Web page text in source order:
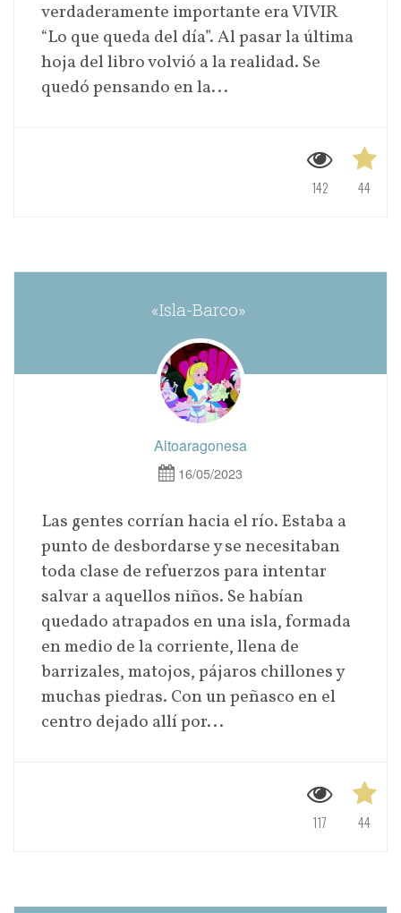
verdaderamente importante era VIVIR
“Lo que queda del día”. Al pasar la última
hoja del libro volvió a la realidad. Se
quedó pensando en la...
44
142
«Isla-Barco»
Altoaragonesa
16/05/2023
Las gentes corrían hacia el río. Estaba a
punto de desbordarse y se necesitaban
toda clase de refuerzos para intentar
salvar a aquellos niños. Se habían
quedado atrapados en una isla, formada
en medio de la corriente, llena de
barrizales, matojos, pájaros chillones y
muchas piedras. Con un peñasco en el
centro dejado allí por...
44
117